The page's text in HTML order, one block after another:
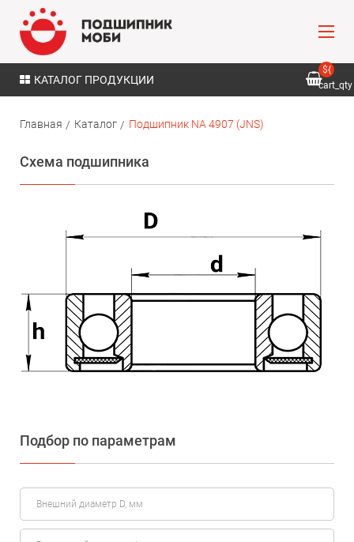
КАТАЛОГ ПРОДУКЦИИ
${
cart_qty
Главная Каталог Подшипник NA 4907 (JNS)
Схема подшипника
Подбор по параметрам